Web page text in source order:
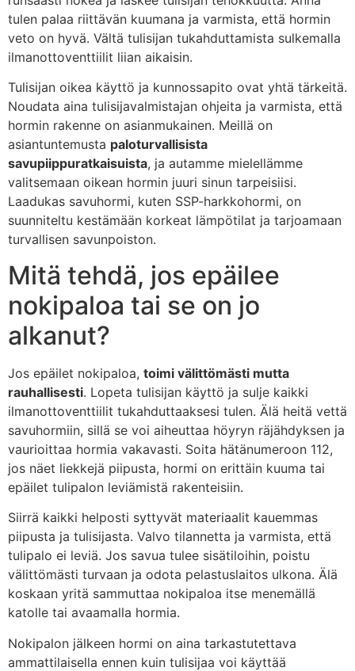
tulen palaa riittävän kuumana ja varmista, että hormin
veto on hyvä. Vältä tulisijan tukahduttamista sulkemalla
ilmanottoventtiilit liian aikaisin.
Tulisijan oikea käyttö ja kunnossapito ovat yhtä tärkeitä.
Noudata aina tulisijavalmistajan ohjeita ja varmista, että
hormin rakenne on asianmukainen. Meillä on
asiantuntemusta paloturvallisista
savupiippuratkaisuista, ja autamme mielellämme
valitsemaan oikean hormin juuri sinun tarpeisiisi.
Laadukas savuhormi, kuten SSP-harkkohormi, on
suunniteltu kestämään korkeat lämpötilat ja tarjoamaan
turvallisen savunpoiston.
Mitä tehdä, jos epäilee
nokipaloa tai se on jo
alkanut?
Jos epäilet nokipaloa, toimi välittömästi mutta
rauhallisesti. Lopeta tulisijan käyttö ja sulje kaikki
ilmanottoventtiilit tukahduttaaksesi tulen. Älä heitä vettä
savuhormiin, sillä se voi aiheuttaa höyryn räjähdyksen ja
vaurioittaa hormia vakavasti. Soita hätänumeroon 112,
jos näet liekkejä piipusta, hormi on erittäin kuuma tai
epäilet tulipalon leviämistä rakenteisiin.
Siirrä kaikki helposti syttyvät materiaalit kauemmas
piipusta ja tulisijasta. Valvo tilannetta ja varmista, että
tulipalo ei leviä. Jos savua tulee sisätiloihin, poistu
välittömästi turvaan ja odota pelastuslaitos ulkona. Älä
koskaan yritä sammuttaa nokipaloa itse menemällä
katolle tai avaamalla hormia.
Nokipalon jälkeen hormi on aina tarkastutettava
ammattilaisella ennen kuin tulisijaa voi käyttää